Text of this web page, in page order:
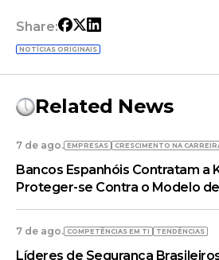
Share:
NOTÍCIAS ORIGINAIS
Related News
7 de ago. EMPRESAS CRESCIMENTO NA
Bancos Espanhóis Contratam a
Proteger-se Contra o Modelo
7 de ago. COMPETÊNCIAS EM TI TENDÊNCIAS
Líderes de Segurança